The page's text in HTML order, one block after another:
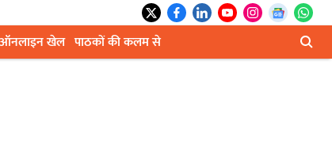
ऑनलाइन खेल पाठकों की कलम से